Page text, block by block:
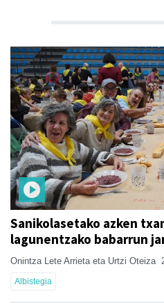
Sanikolasetako azken
lagunentzako babarrun
Onintza Lete Arrieta eta Urtzi Oteiza
Albistegia